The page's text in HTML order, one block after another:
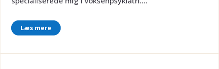
Læs mere